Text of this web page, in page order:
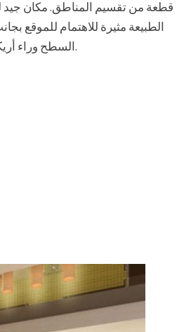
قطعة من تقسيم المناطق. مكان جيد
الطبيعة مثيرة للاهتمام للموقع
السطح وراء أريكة السرير. بالإضافة إلى شظايا النبات اختيار مواضيع التجريد والتحضر.